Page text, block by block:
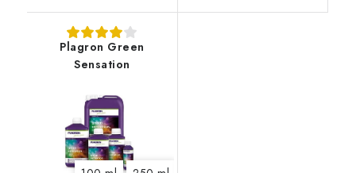
Plagron Green
Sensation